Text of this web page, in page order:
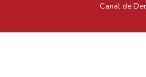
Canal de